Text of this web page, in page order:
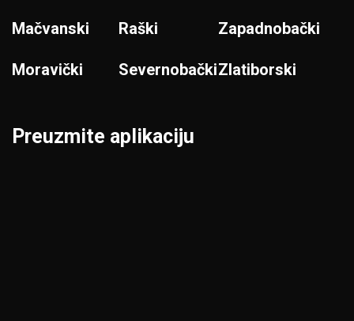
Mačvanski
Moravički
Raški
Severnobački
Zapadnobački
Zlatiborski
Preuzmite aplikaciju